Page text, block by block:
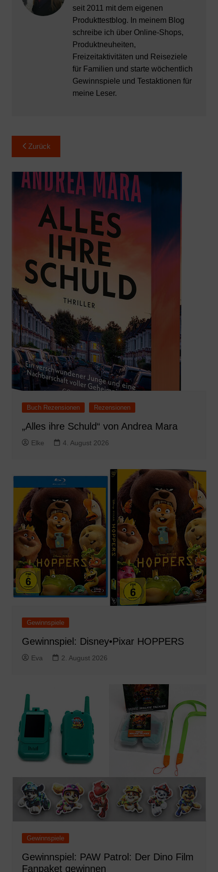
seit 2011 mit dem eigenen
Produkttestblog. In meinem Blog
schreibe ich über Online-Shops,
Produktneuheiten,
Freizeitaktivitäten und Reiseziele
für Familien und starte wöchentlich
Gewinnspiele und Testaktionen für
meine Leser.
Beitragsnavigation
Zurück
Buch Rezensionen Rezensionen
„Alles ihre Schuld“ von Andrea Mara
Elke 4. August 2026
Gewinnspiele
Gewinnspiel: Disney•Pixar HOPPERS
Eva 2. August 2026
Gewinnspiele
Gewinnspiel: PAW Patrol: Der Dino Film
Fanpaket gewinnen